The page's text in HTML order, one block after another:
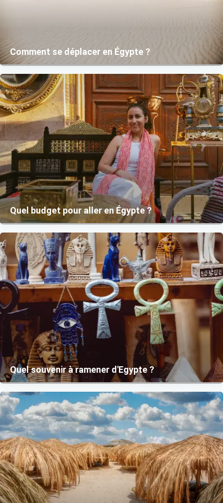
Comment se déplacer en Égypte ?
Quel budget pour aller en Égypte ?
Quel souvenir à ramener d'Egypte ?